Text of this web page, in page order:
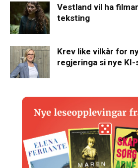
Vestland vil ha
teksting
Krev like vilkår for
regjeringa si nye